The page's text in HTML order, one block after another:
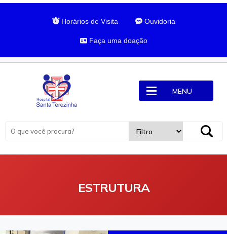
Horários de Visita Ouvidoria
Faça uma doação
MENU
ESTRUTURA